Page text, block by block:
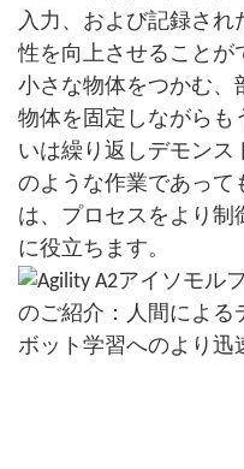
入力、および記録され
性を向上させることが
小さな物体をつかむ、
物体を固定しながらも
いは繰り返しデモンス
のような作業であって
は、プロセスをより制
に役立ちます。